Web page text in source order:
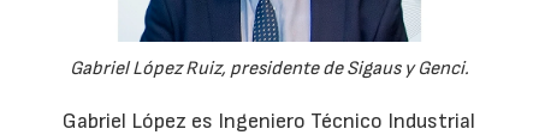
Gabriel López Ruiz, presidente de Sigaus y Genci.
Gabriel López es Ingeniero Técnico Industrial